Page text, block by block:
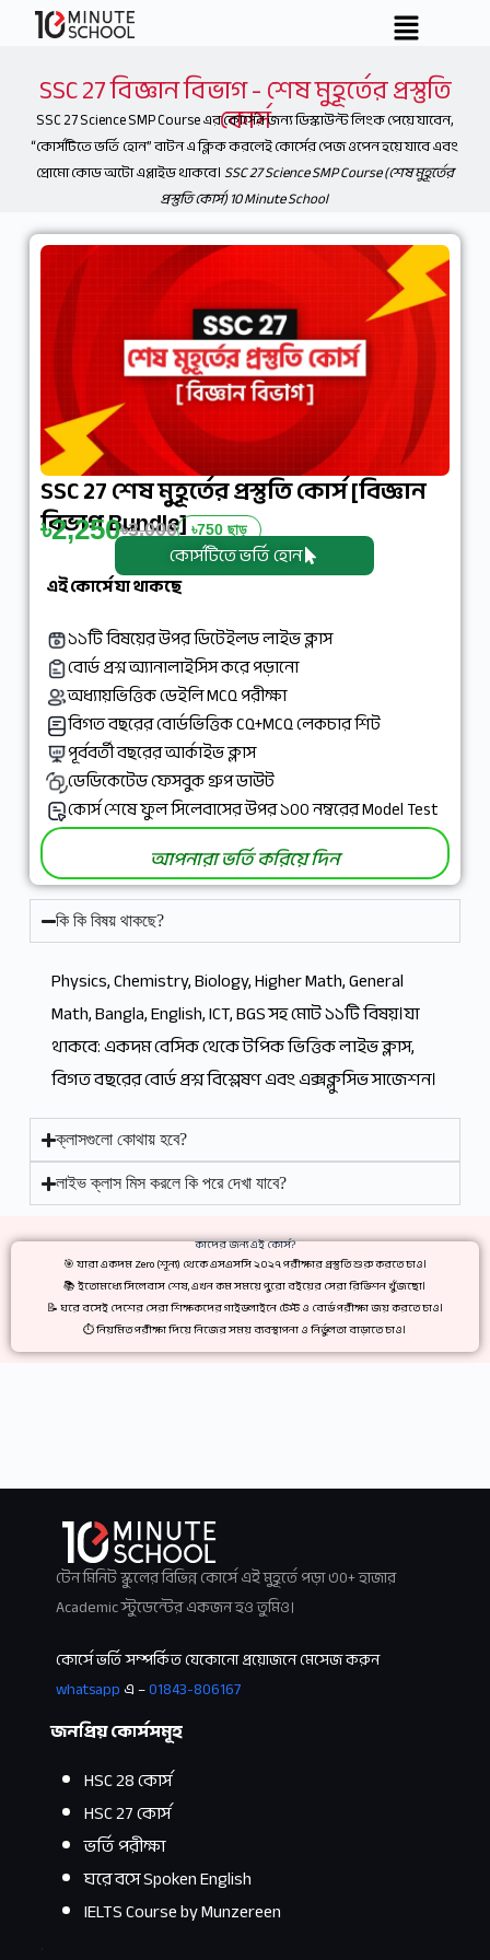
SSC 27 বিজ্ঞান বিভাগ - শেষ মুহূর্তের প্রস্তুতি
কোর্স
SSC 27 Science SMP Course এর কোর্সের জন্য ডিস্কাউন্ট লিংক পেয়ে যাবেন,
“কোর্সটিতে ভর্তি হোন” বাটন এ ক্লিক করলেই কোর্সের পেজ ওপেন হয়ে যাবে এবং
প্রোমো কোড অটো এপ্লাইড থাকবে।SSC 27 Science SMP Course (শেষ মুহূর্তের
প্রস্তুতি কোর্স) 10 Minute School
SSC 27 শেষ মুহূর্তের প্রস্তুতি কোর্স [বিজ্ঞান
বিভাগ Bundle]
৳2,250৳3,000 ৳750 ছাড়
কোর্সটিতে ভর্তি হোন
এই কোর্সে যা থাকছে
১১টি বিষয়ের উপর ডিটেইলড লাইভ ক্লাস
বোর্ড প্রশ্ন অ্যানালাইসিস করে পড়ানো
অধ্যায়ভিত্তিক ডেইলি MCQ পরীক্ষা
বিগত বছরের বোর্ডভিত্তিক CQ+MCQ লেকচার শিট
পূর্ববর্তী বছরের আর্কাইভ ক্লাস
ডেডিকেটেড ফেসবুক গ্রুপ ডাউট
কোর্স শেষে ফুল সিলেবাসের উপর ১০০ নম্বরের Model Test
আপনারা ভর্তি করিয়ে দিন
কি কি বিষয় থাকছে?
Physics, Chemistry, Biology, Higher Math, General
Math, Bangla, English, ICT, BGS সহ মোট ১১টি বিষয়।যা
থাকবে: একদম বেসিক থেকে টপিক ভিত্তিক লাইভ ক্লাস,
বিগত বছরের বোর্ড প্রশ্ন বিশ্লেষণ এবং এক্সক্লুসিভ সাজেশন।
ক্লাসগুলো কোথায় হবে?
লাইভ ক্লাস মিস করলে কি পরে দেখা যাবে?
কাদের জন্য এই কোর্স?
🎯 যারা একদম Zero (শূন্য) থেকে এসএসসি ২০২৭ পরীক্ষার প্রস্তুতি শুরু করতে চাও।
📚 ইতোমধ্যে সিলেবাস শেষ, এখন কম সময়ে পুরো বইয়ের সেরা রিভিশন খুঁজছো।
📝 ঘরে বসেই দেশের সেরা শিক্ষকদের গাইডলাইনে টেস্ট ও বোর্ড পরীক্ষা জয় করতে চাও।
⏱️ নিয়মিত পরীক্ষা দিয়ে নিজের সময় ব্যবস্থাপনা ও নির্ভুলতা বাড়াতে চাও।
টেন মিনিট স্কুলের বিভিন্ন কোর্সে এই মুহূর্তে পড়া ৩০+ হাজার
Academic স্টুডেন্টের একজন হও তুমিও।
কোর্সে ভর্তি সম্পর্কিত যেকোনো প্রয়োজনে মেসেজ করুন
whatsappএ –01843-806167
জনপ্রিয় কোর্সসমূহ
HSC 28 কোর্স
HSC 27 কোর্স
ভর্তি পরীক্ষা
ঘরে বসে Spoken English
IELTS Course by Munzereen
.